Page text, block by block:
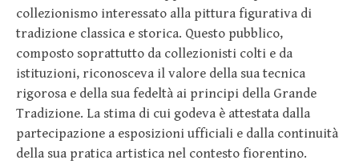
collezionismo interessato alla pittura figurativa di
tradizione classica e storica. Questo pubblico,
composto soprattutto da collezionisti colti e da
istituzioni, riconosceva il valore della sua tecnica
rigorosa e della sua fedeltà ai principi della Grande
Tradizione. La stima di cui godeva è attestata dalla
partecipazione a esposizioni ufficiali e dalla continuità
della sua pratica artistica nel contesto fiorentino.